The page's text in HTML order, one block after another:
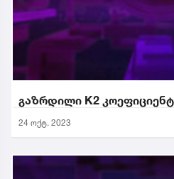
გაზრდილი K2
24 ოქტ. 2023